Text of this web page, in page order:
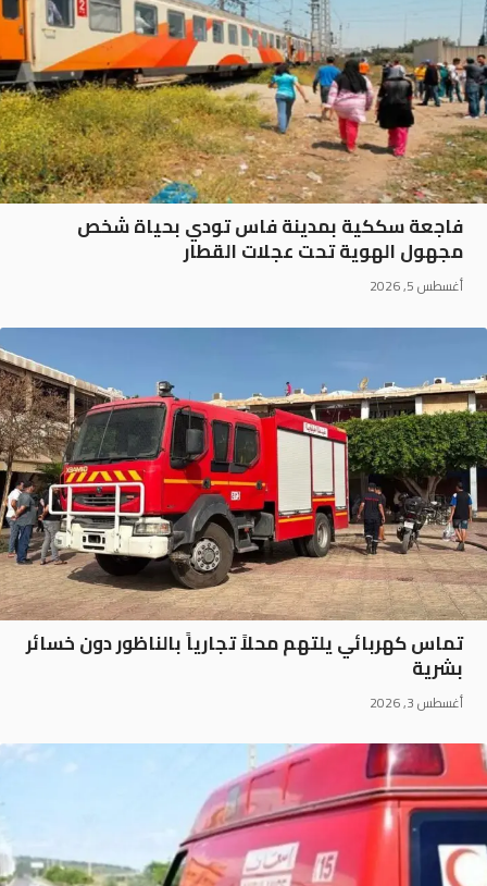
فاجعة سككية بمدينة فاس تودي بحياة شخص
مجهول الهوية تحت عجلات القطار
أغسطس 5, 2026
تماس كهربائي يلتهم محلاً تجارياً بالناظور دون خسائر
بشرية
أغسطس 3, 2026